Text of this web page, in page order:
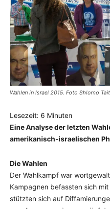
Wahlen in Israel 2015. Foto Shlomo
Lesezeit: 6 Minuten
Eine Analyse der letzten
amerikanisch-israelischen
Die Wahlen
Der Wahlkampf war
Kampagnen befassten sich
stützten sich auf